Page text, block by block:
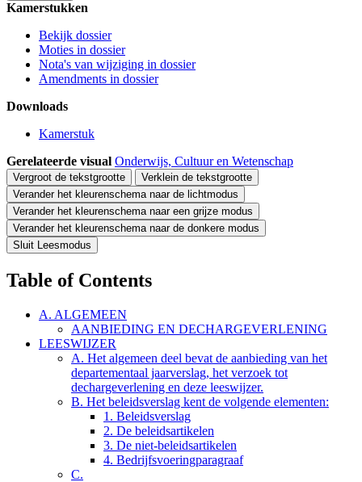
Kamerstukken
Bekijk dossier
Moties in dossier
Nota's van wijziging in dossier
Amendments in dossier
Downloads
Kamerstuk
Gerelateerde visual Onderwijs, Cultuur en Wetenschap
Vergroot de tekstgrootte
Verklein de tekstgrootte
Verander het kleurenschema naar de lichtmodus
Verander het kleurenschema naar een grijze modus
Verander het kleurenschema naar de donkere modus
Sluit Leesmodus
Table of Contents
A. ALGEMEEN
AANBIEDING EN DECHARGEVERLENING
LEESWIJZER
A. Het algemeen deel bevat de aanbieding van het
departementaal jaarverslag, het verzoek tot
dechargeverlening en deze leeswijzer.
B. Het beleidsverslag kent de volgende elementen:
1. Beleidsverslag
2. De beleidsartikelen
3. De niet-beleidsartikelen
4. Bedrijfsvoeringparagraaf
C.